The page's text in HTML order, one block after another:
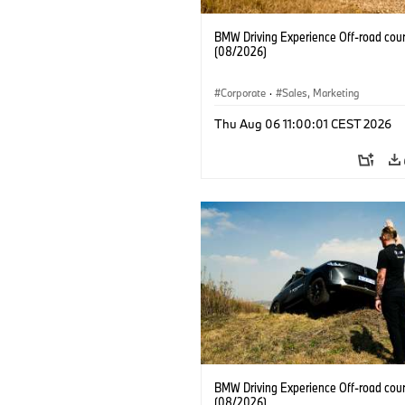
BMW Driving Experience Off-road
(08/2026)
Corporate · Sales, Marketing
Thu Aug 06 11:00:01 CEST 2026
BMW Driving Experience Off-road